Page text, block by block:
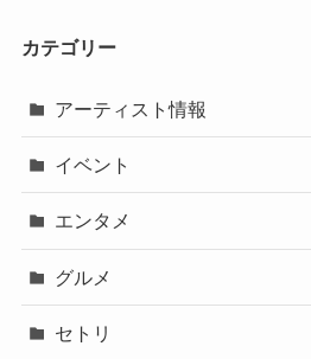
カテゴリー
アーティスト情報
イベント
エンタメ
グルメ
セトリ